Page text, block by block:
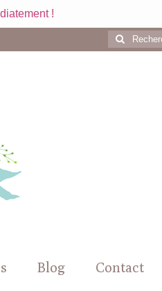
!
Rechercher
:
Blog Contact